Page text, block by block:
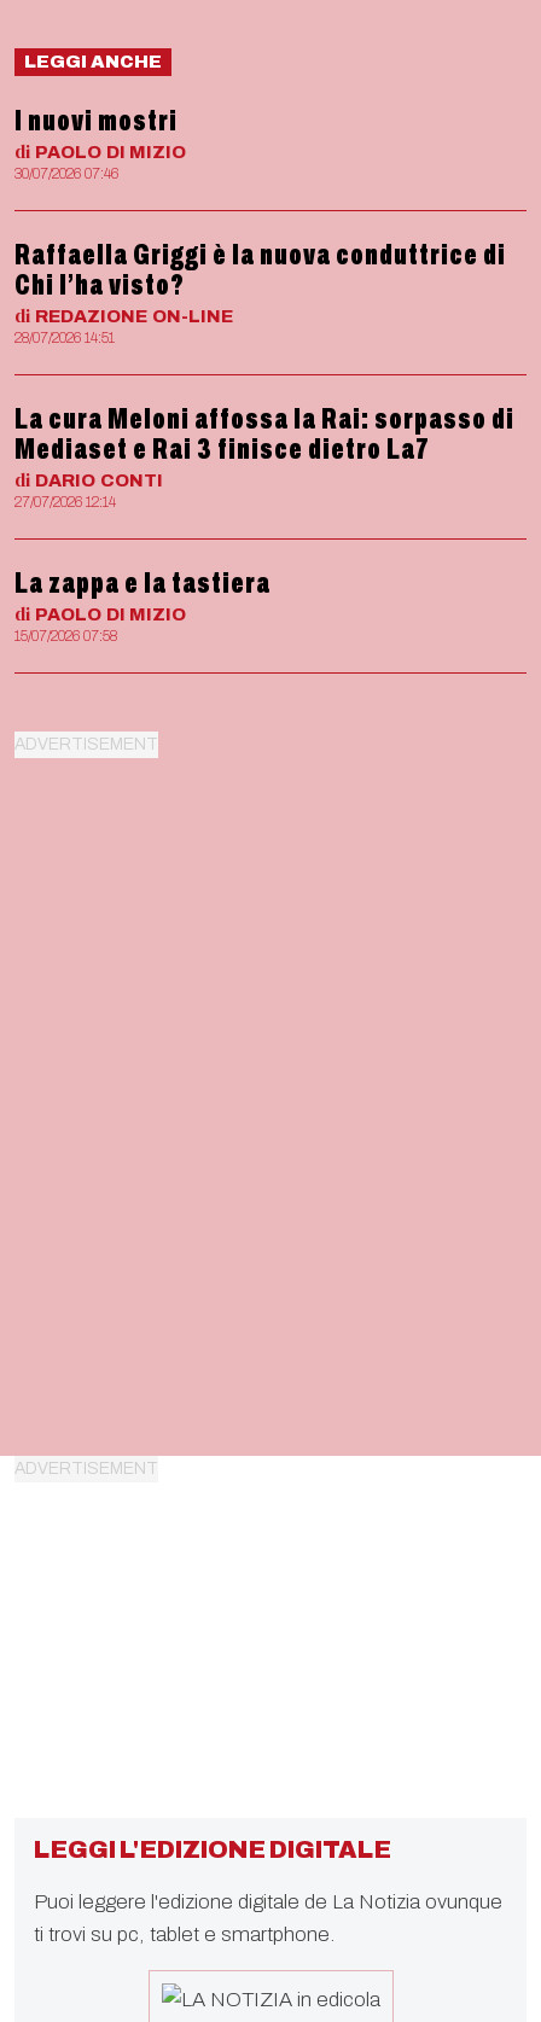
LEGGI ANCHE
I nuovi mostri
di PAOLO DI MIZIO
30/07/2026 07:46
Raffaella Griggi è la nuova conduttrice di
Chi l’ha visto?
di REDAZIONE ON-LINE
28/07/2026 14:51
La cura Meloni affossa la Rai: sorpasso di
Mediaset e Rai 3 finisce dietro La7
di DARIO CONTI
27/07/2026 12:14
La zappa e la tastiera
di PAOLO DI MIZIO
15/07/2026 07:58
LEGGI L'EDIZIONE DIGITALE
Puoi leggere l'edizione digitale de La Notizia ovunque
ti trovi su pc, tablet e smartphone.